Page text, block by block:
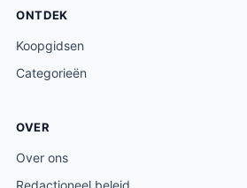
ONTDEK
Koopgidsen
Categorieën
OVER
Over ons
Redactioneel beleid